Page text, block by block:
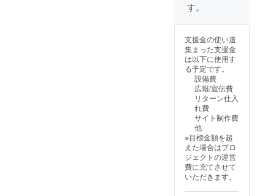
調整い
す。
通話不
要の場
合は
「通話
不要」
とお書
さい。
す(上位
掲載
不要の
場合は
「掲載
不要」
とお書
きくだ
※備考欄
希望日
時をお
書きく
ださ
い。
9月26日
す。 デ
支援証
明書サ
イズ：
2000x1
414(px)
※備考欄
に掲載
お名前
きくだ
さい
(会社
名・ハ
ンドル
ネーム
り)■ ■オ
ン通話
(2時
間)■ デ
ジタル
支援証
明書サ
イズ：
414(px)
ルキー
ホル
ダーサ
イズ：
縦4x横
1.7x厚
す。
支援金の使い道
集まった支援金
は以下に使用す
る予定です。
設備費
広報/宣伝費
リターン仕入
れ費
サイト制作費
他
※目標金額を超
えた場合はプロ
ジェクトの運営
費に充てさせて
いただきます。